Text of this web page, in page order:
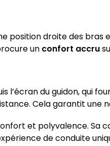
position droite des bras
un confort accru
l’écran du guidon, qui
Cela garantit une
et polyvalence. Sa
de conduite